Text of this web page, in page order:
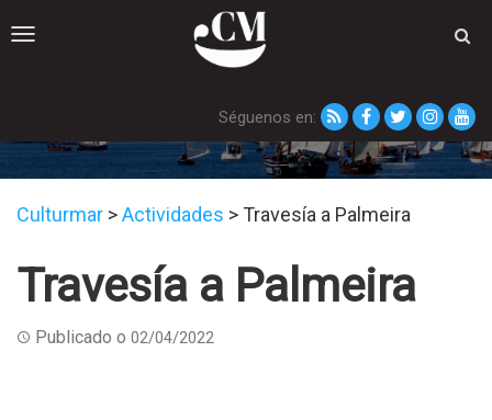
Toggle
Séguenos en:
Travesía a Palmeira
Culturmar >Actividades > Travesía a Palmeira
Travesía a Palmeira
Publicado o 02/04/2022